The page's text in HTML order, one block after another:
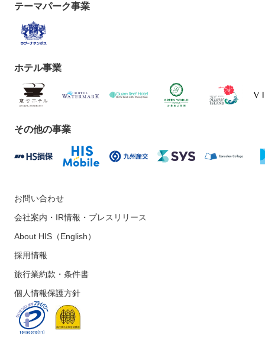
テーマパーク事業
ホテル事業
その他の事業
お問い合わせ
会社案内・IR情報・プレスリリース
About HIS（English）
採用情報
旅行業約款・条件書
個人情報保護方針